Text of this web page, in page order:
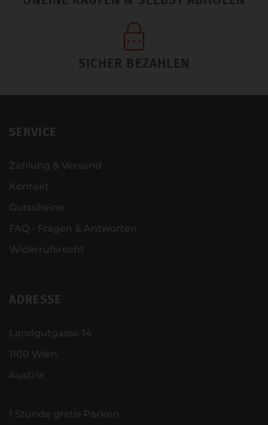
SICHER BEZAHLEN
SERVICE
Zahlung & Versand
Kontakt
Gutscheine
FAQ - Fragen & Antworten
Widerrufsrecht
ADRESSE
Landgutgasse 14
1100 Wien
Austria
1 Stunde gratis Parken